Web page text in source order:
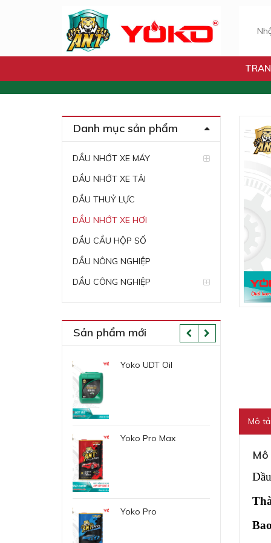
Mô tả
Danh mục sản phẩm
DẦU NHỚT XE MÁY
DẦU NHỚT XE TẢI
DẦU THUỶ LỰC
DẦU NHỚT XE HƠI
DẦU CẦU HỘP SỐ
DẦU NÔNG NGHIỆP
DẦU CÔNG NGHIỆP
Sản phẩm mới
Yoko UDT Oil
Yoko Pro Max
Yoko Pro